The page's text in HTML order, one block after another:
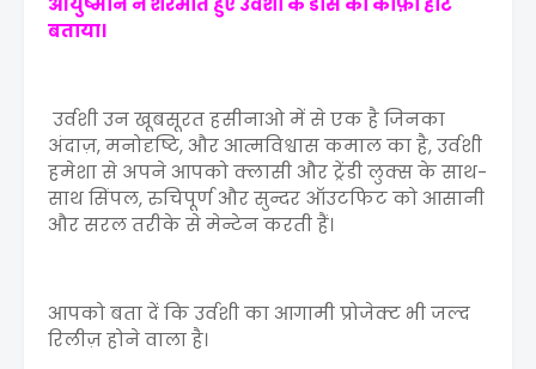
बताया।
उर्वशी उन खूबसूरत हसीनाओ में से एक है जिनका
अंदाज़, मनोदृष्टि, और आत्मविश्वास कमाल का है, उर्वशी
हमेशा से अपने आपको क्लासी और ट्रेंडी लुक्स के साथ-
साथ सिंपल, रुचिपूर्ण और सुन्दर ऑउटफिट को आसानी
और सरल तरीके से मेन्टेन करती हैं।
आपको बता दें कि उर्वशी का आगामी प्रोजेक्ट भी जल्द
रिलीज़ होने वाला है।